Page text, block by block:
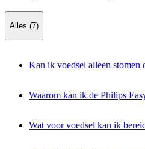
Alles (7)
Kan ik voedsel alleen stomen
Waarom kan ik de Philips
Wat voor voedsel kan ik